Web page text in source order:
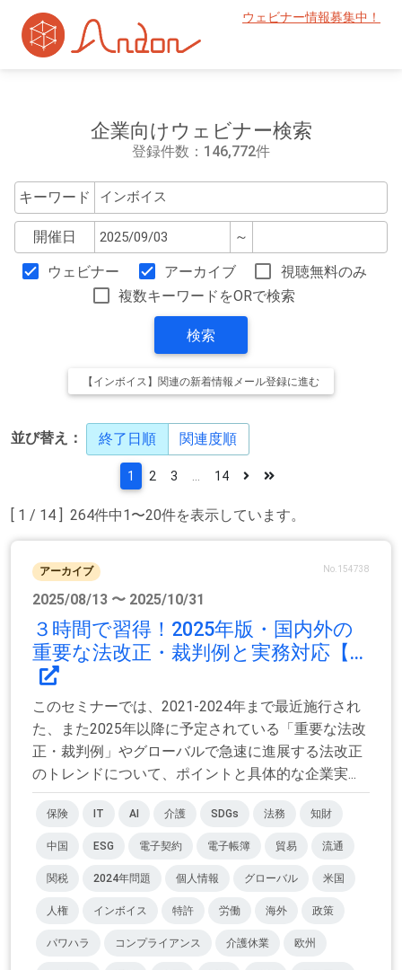
ウェビナー情報募集中！
企業向けウェビナー検索
登録件数：146,772件
キーワード
開催日 ～
ウェビナー アーカイブ
視聴無料のみ
複数キーワードをORで検索
検索
【インボイス】関連の新着情報メール登録に進む
並び替え： 終了日順 関連度順
[ 1 / 14 ] 264件中1〜20件を表示しています。
1 2 3 14
アーカイブ No.154738
2025/08/13 〜 2025/10/31
３時間で習得！2025年版・国内外の
重要な法改正・裁判例と実務対応【...
このセミナーでは、2021-2024年まで最近施行され
た、また2025年以降に予定されている「重要な法改
正・裁判例」やグローバルで急速に進展する法改正
のトレンドについて、ポイントと具体的な企業実...
保険 IT AI 介護 SDGs 法務 知財
中国 ESG 電子契約 電子帳簿 貿易 流通
関税 2024年問題 個人情報 グローバル 米国
人権 インボイス 特許 労働 海外 政策
パワハラ コンプライアンス 介護休業 欧州